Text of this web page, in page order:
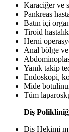
Karaciğer ve
Pankreas
Batın içi
Tiroid
Herni
Anal bölge
Yanık takip
Endoskopi,
Mide
Tüm
Diş
Diş Hekimi